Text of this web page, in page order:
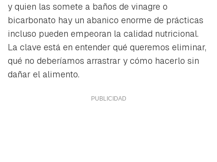
y quien las somete a baños de vinagre o
bicarbonato hay un abanico enorme de prácticas
incluso pueden empeoran la calidad nutricional.
La clave está en entender qué queremos eliminar,
qué no deberíamos arrastrar y cómo hacerlo sin
dañar el alimento.